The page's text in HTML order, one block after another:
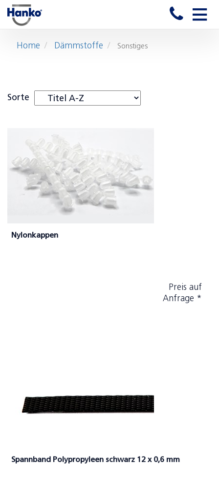
Toggle
Home Dämmstoffe Sonstiges
Sorte
Nylonkappen
Preis auf
Anfrage *
Spannband Polypropyleen schwarz 12 x 0,6 mm